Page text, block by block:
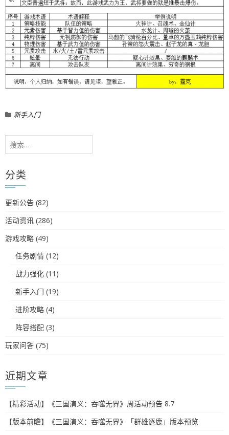
新手入门
搜
索：
分类
更新公告 (82)
活动资讯 (286)
游戏攻略 (49)
任务剧情 (12)
战力强化 (11)
新手入门 (19)
进阶攻略 (4)
阵容搭配 (3)
玩家问答 (75)
近期文章
【精彩活动】《三国演义：吞噬无界》周活动预告 8.7
【版本前瞻】《三国演义：吞噬无界》「群雄逐鹿」版本预览